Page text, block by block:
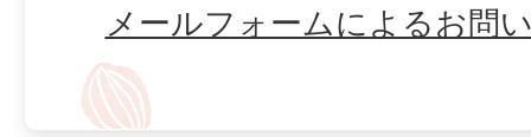
メールフォームによるお問